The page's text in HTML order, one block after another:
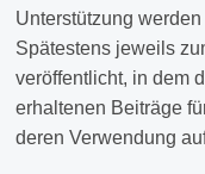
Unterstützung
Spätestens jeweils
veröffentlicht, in dem
erhaltenen Beiträge
deren Verwendung